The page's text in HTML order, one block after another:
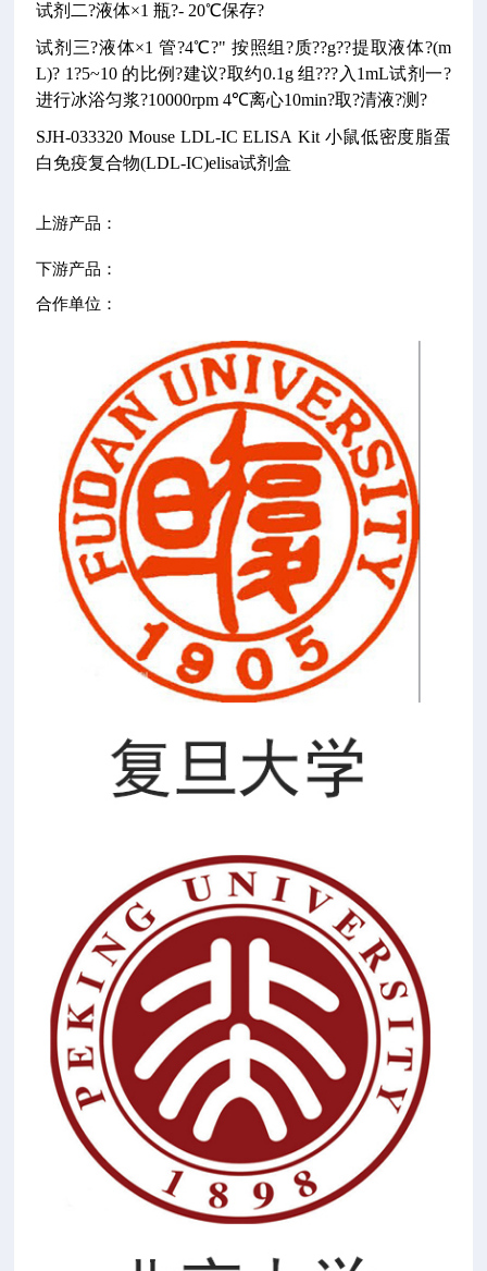
试剂二?液体×1 瓶?- 20℃保存?
试剂三?液体×1 管?4℃?" 按照组?质??g??提取液体?(m
L)? 1?5~10 的比例?建议?取约0.1g 组???入1mL试剂一?
进行冰浴匀浆?10000rpm 4℃离心10min?取?清液?测?
SJH-033320 Mouse LDL-IC ELISA Kit 小鼠低密度脂蛋
白免疫复合物(LDL-IC)elisa试剂盒
上游产品：
下游产品：
合作单位 ：